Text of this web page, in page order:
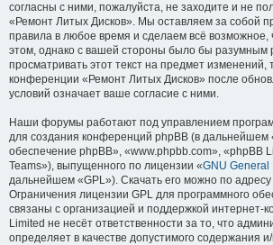
согласны с ними, пожалуйста, не заходите и не
«Ремонт Литых Дисков». Мы оставляем за собой
правила в любое время и сделаем всё возможное,
этом, однако с вашей стороны было бы разумным
просматривать этот текст на предмет изменений,
конференции «Ремонт Литых Дисков» после
условий означает ваше согласие с ними.
Наши форумы работают под управлением
для создания конференций phpBB (в дальнейшем
обеспечение phpBB», «www.phpbb.com», «phpBB
Teams»), выпущенного по лицензии «GNU General
дальнейшем «GPL»). Скачать его можно по адресу
Ограничения лицензии GPL для программного
связаны с организацией и поддержкой интернет-
Limited не несёт ответственности за то, что
определяет в качестве допустимого содержания